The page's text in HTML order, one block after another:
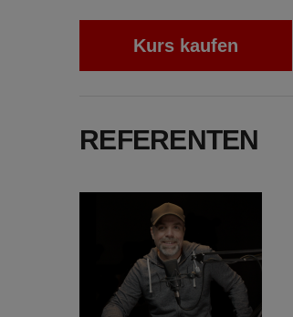
Kurs kaufen
REFERENTEN